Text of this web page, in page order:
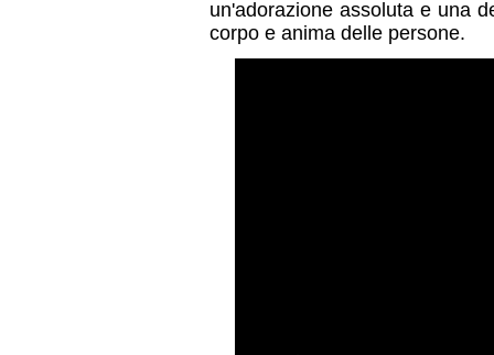
un'adorazione assoluta e una
corpo e anima delle persone.